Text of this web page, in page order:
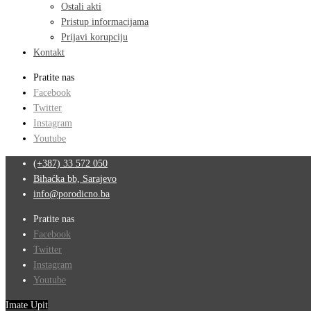
Ostali akti
Pristup informacijama
Prijavi korupciju
Kontakt
Pratite nas
Facebook
Twitter
Instagram
Youtube
(+387) 33 572 050
Bihaćka bb, Sarajevo
info@porodicno.ba
Pratite nas
Facebook
Twitter
Instagram
Youtube
Imate Upit